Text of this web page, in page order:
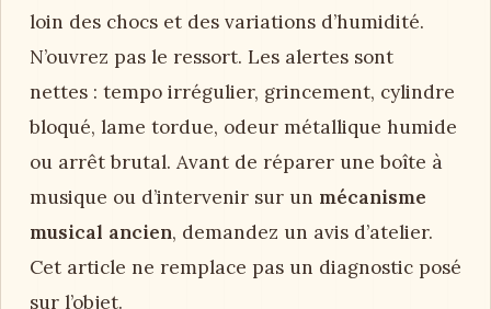
loin des chocs et des variations d’humidité.
N’ouvrez pas le ressort. Les alertes sont
nettes : tempo irrégulier, grincement, cylindre
bloqué, lame tordue, odeur métallique humide
ou arrêt brutal. Avant de réparer une boîte à
musique ou d’intervenir sur un mécanisme
musical ancien, demandez un avis d’atelier.
Cet article ne remplace pas un diagnostic posé
sur l’objet.